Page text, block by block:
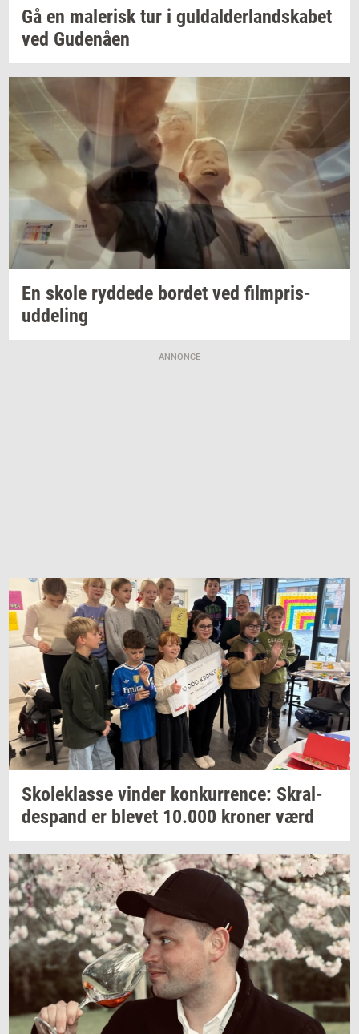
Gå en ma­le­risktur i gul­dal­der­land­ska­bet
ved Gu­denå­en
En skole ryd­de­de bor­det ved filmpris-​
uddeling
ANNONCE
Sko­le­klas­se vin­der kon­kur­ren­ce: Skral­
des­pand er ble­vet 10.000 kro­ner værd